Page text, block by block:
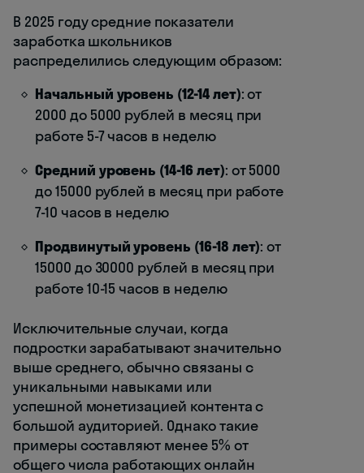
В 2025 году средние показатели
заработка школьников
распределились следующим образом:
Начальный уровень (12-14 лет): от
2000 до 5000 рублей в месяц при
работе 5-7 часов в неделю
Средний уровень (14-16 лет): от 5000
до 15000 рублей в месяц при работе
7-10 часов в неделю
Продвинутый уровень (16-18 лет): от
15000 до 30000 рублей в месяц при
работе 10-15 часов в неделю
Исключительные случаи, когда
подростки зарабатывают значительно
выше среднего, обычно связаны с
уникальными навыками или
успешной монетизацией контента с
большой аудиторией. Однако такие
примеры составляют менее 5% от
общего числа работающих онлайн